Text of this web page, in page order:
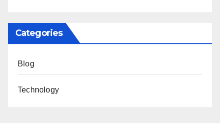
Categories
Blog
Technology